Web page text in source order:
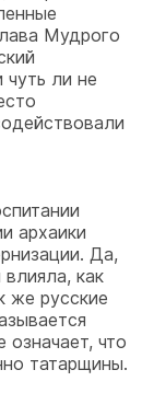
Мудрого
ли не
архаики
Да,
как
же русские
что
татарщины.